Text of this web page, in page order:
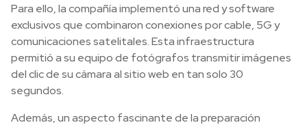
Para ello, la compañía implementó una red y software
exclusivos que combinaron conexiones por cable, 5G y
comunicaciones satelitales. Esta infraestructura
permitió a su equipo de fotógrafos transmitir imágenes
del clic de su cámara al sitio web en tan solo 30
segundos.
Además, un aspecto fascinante de la preparación